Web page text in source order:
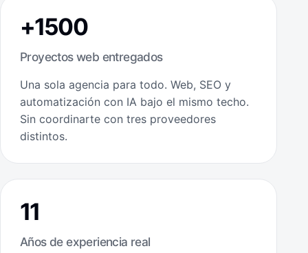
+1500
Proyectos web entregados
Una sola agencia para todo. Web, SEO y
automatización con IA bajo el mismo techo.
Sin coordinarte con tres proveedores
distintos.
11
Años de experiencia real